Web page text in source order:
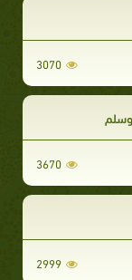
3070
3670
2999